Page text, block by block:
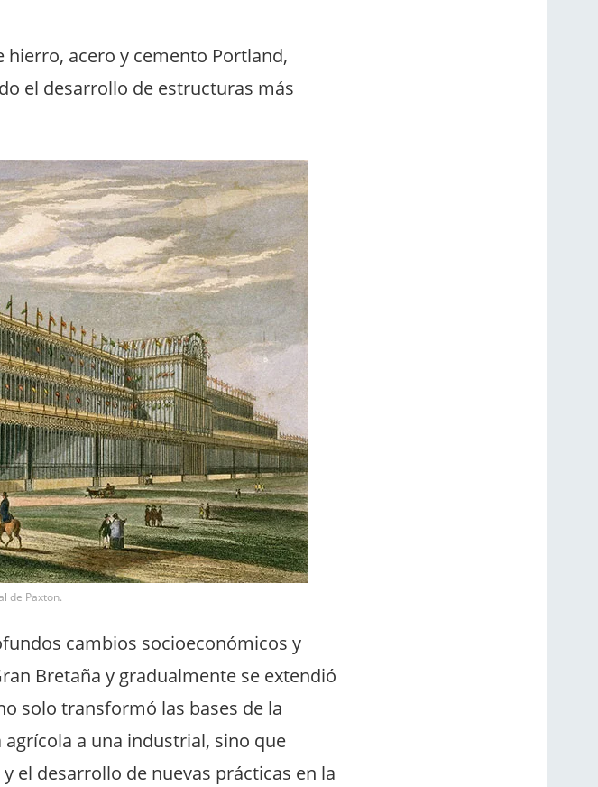
acero y cemento Portland,
el desarrollo de estructuras más
de Paxton.
cambios socioeconómicos y
Bretaña y gradualmente se extendió
solo transformó las bases de la
a una industrial, sino que
el desarrollo de nuevas prácticas en la